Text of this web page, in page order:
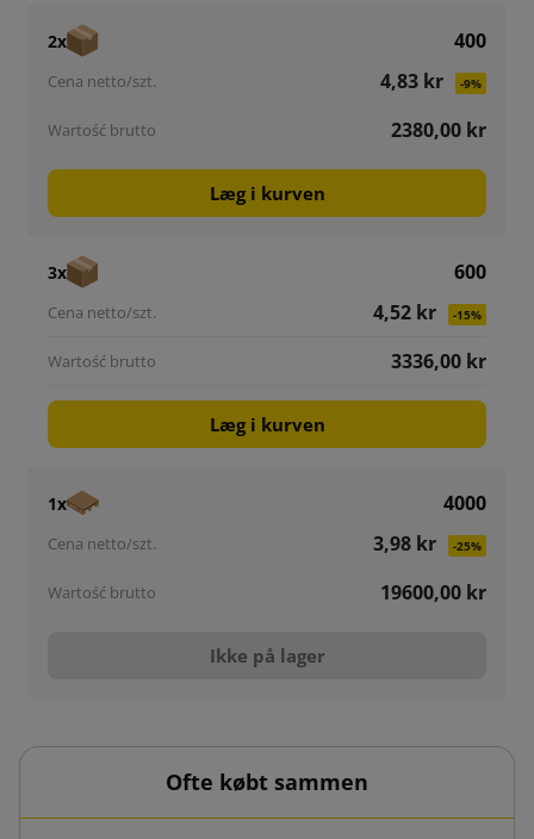
2x
400
4,83 kr
-9%
2380,00 kr
Læg i kurven
3x
600
4,52 kr
-15%
3336,00 kr
Læg i kurven
1x
4000
3,98 kr
-25%
19600,00 kr
Ikke på lager
Ofte købt sammen